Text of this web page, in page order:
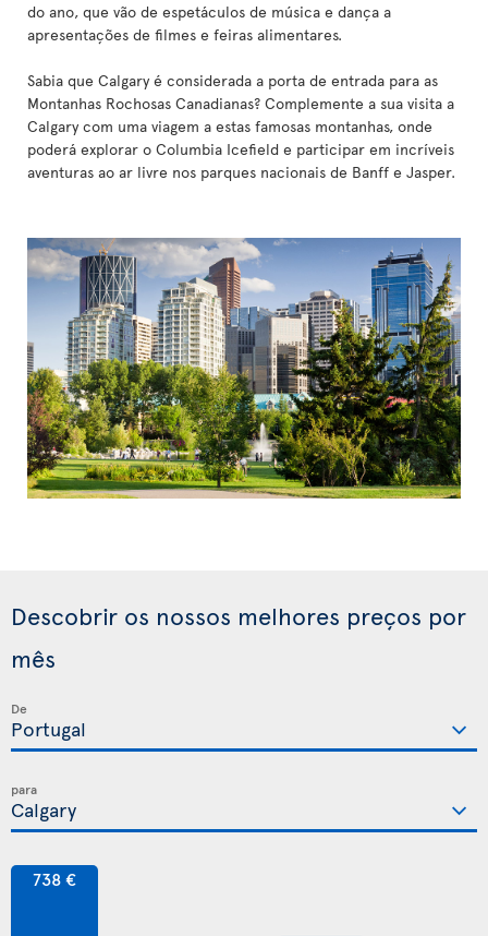
do ano, que vão de espetáculos de música e dança a
apresentações de filmes e feiras alimentares.
Sabia que Calgary é considerada a porta de entrada para as
Montanhas Rochosas Canadianas? Complemente a sua visita a
Calgary com uma viagem a estas famosas montanhas, onde
poderá explorar o Columbia Icefield e participar em incríveis
aventuras ao ar livre nos parques nacionais de Banff e Jasper.
Descobrir os nossos melhores preços por
mês
De
para
738 €